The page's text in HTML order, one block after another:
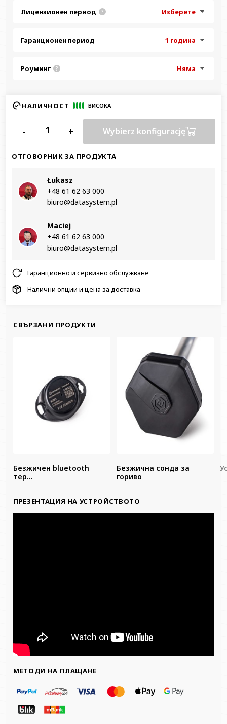
Лицензионен период ? Изберете
Гаранционен период 1 година
Роуминг ? Няма
НАЛИЧНОСТ ВИСОКА
- + Wybierz konfigurację
ОТГОВОРНИК ЗА ПРОДУКТА
Łukasz
+48 61 62 63 000‬
biuro@datasystem.pl
Maciej
+48 61 62 63 000‬
biuro@datasystem.pl
Гаранционно и сервизно обслужване
Налични опции и цена за доставка
СВЪРЗАНИ ПРОДУКТИ
Безжичен bluetooth
тер...
Безжична сонда за
гориво
ПРЕЗЕНТАЦИЯ НА УСТРОЙСТВОТО
МЕТОДИ НА ПЛАЩАНЕ